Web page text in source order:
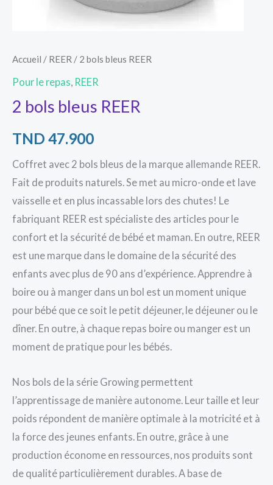
Accueil / REER / 2 bols bleus REER
Pour le repas REER
2 bols bleus REER
TND 47.900
Coffret avec 2 bols bleus de la marque allemande REER.
Fait de produits naturels. Se met au micro-onde et lave
vaisselle et en plus incassable lors des chutes! Le
fabriquant REER est spécialiste des articles pour le
confort et la sécurité de bébé et maman. En outre, REER
est une marque dans le domaine de la sécurité des
enfants avec plus de 90 ans d’expérience. Apprendre à
boire ou à manger dans un bol est un moment unique
pour bébé que ce soit le petit déjeuner, le déjeuner ou le
dîner. En outre, à chaque repas boire ou manger est un
moment de pratique pour les bébés.
Nos bols de la série Growing permettent
l’apprentissage de manière autonome. Leur taille et leur
poids répondent de manière optimale à la motricité et à
la force des jeunes enfants. En outre, grâce à une
production économe en ressources, nos produits sont
de qualité particulièrement durables. A base de